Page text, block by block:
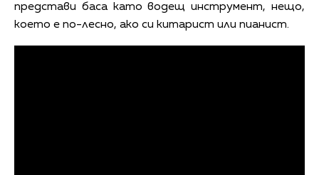
представи баса като водещ инструмент, нещо,
което е по-лесно, ако си китарист или пианист.